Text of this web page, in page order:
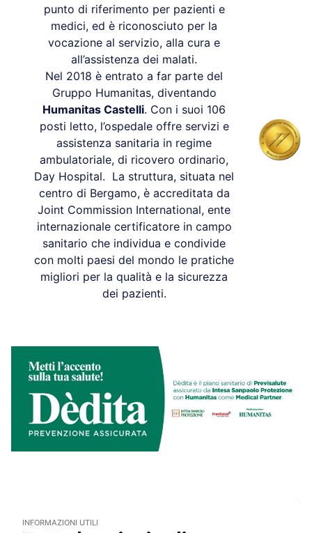
punto di riferimento per pazienti e
medici, ed è riconosciuto per la
vocazione al servizio, alla cura e
all’assistenza dei malati.
Nel 2018 è entrato a far parte del
Gruppo Humanitas, diventando
Humanitas Castelli. Con i suoi 106
posti letto, l’ospedale offre servizi e
assistenza sanitaria in regime
ambulatoriale, di ricovero ordinario,
Day Hospital. La struttura, situata nel
centro di Bergamo, è accreditata da
Joint Commission International, ente
internazionale certificatore in campo
sanitario che individua e condivide
con molti paesi del mondo le pratiche
migliori per la qualità e la sicurezza
dei pazienti.
INFORMAZIONI UTILI